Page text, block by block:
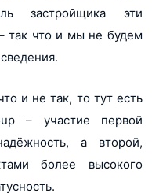
застройщика эти
так что и мы не будем
и не так, то тут есть
– участие первой
а второй,
более высокого